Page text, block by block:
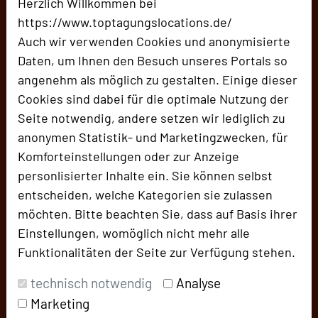
https://www.toptagungslocations.de/
Auch wir verwenden Cookies und anonymisierte
Daten, um Ihnen den Besuch unseres Portals so
angenehm als möglich zu gestalten. Einige dieser
Cookies sind dabei für die optimale Nutzung der
Seite notwendig, andere setzen wir lediglich zu
anonymen Statistik- und Marketingzwecken, für
Komforteinstellungen oder zur Anzeige
personlisierter Inhalte ein. Sie können selbst
entscheiden, welche Kategorien sie zulassen
möchten. Bitte beachten Sie, dass auf Basis ihrer
Einstellungen, womöglich nicht mehr alle
Funktionalitäten der Seite zur Verfügung stehen.
technisch notwendig
Analyse
Marketing
Gutshof Murjahn Tagungszentrum
Weinstraße 43
67147 Forst an der Weinstraße, Rheinland Pfalz
phone +49 6154 7171092
mail Email
language Homepage
zur Tagungsanfrage hinzufügen
Diese Location